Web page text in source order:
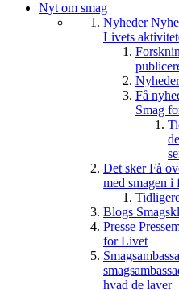
Nyt om smag
Nyheder
Livets
Få
Smag
Det skerFå
med smagen i
Blogs
Presse
for Livet
hvad de laver